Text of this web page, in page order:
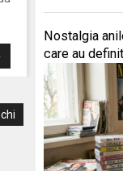
Nostalgia
care au